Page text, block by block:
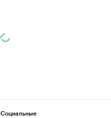
Социальные